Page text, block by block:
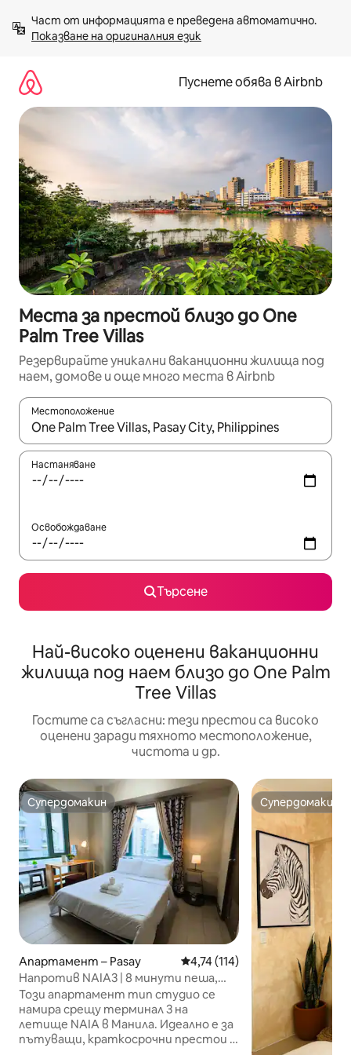
към
съдържанието
Показване на оригиналния език
Пуснете обява в Airbnb
Места за престой близо до One
Palm Tree Villas
Резервирайте уникални ваканционни жилища под
наем, домове и още много места в Airbnb
Местоположение
Когато резултатите се покажат, използвайте
Настаняване
Освобождаване
Търсене
Най-високо оценени ваканционни
жилища под наем близо до One Palm
Tree Villas
Гостите са съгласни: тези престои са високо
оценени заради тяхното местоположение,
чистота и др.
Супердомакин
Супердомакин
Апартамент – Pasay Средна оценка: 4,74 от 5,
4,74 (114)
Напротив NAIA3 | 8 минути пеша,
изглед към летището, балкон
Този апартамент тип студио се
намира срещу терминал 3 на
летище NAIA в Манила. Идеално е за
пътуващи, краткосрочни престои и
Супердомакин
Супердомакин